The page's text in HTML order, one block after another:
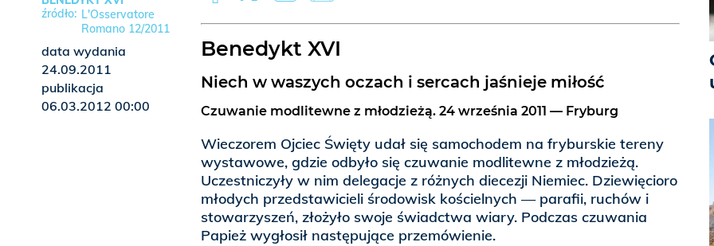
Benedykt XVI
Niech w waszych oczach i sercach jaśnieje miłość
Czuwanie modlitewne z młodzieżą. 24 września 2011 — Fryburg
Wieczorem Ojciec Święty udał się samochodem na fryburskie tereny
wystawowe, gdzie odbyło się czuwanie modlitewne z młodzieżą.
Uczestniczyły w nim delegacje z różnych diecezji Niemiec. Dziewięcioro
młodych przedstawicieli środowisk kościelnych — parafii, ruchów i
stowarzyszeń, złożyło swoje świadctwa wiary. Podczas czuwania
Papież wygłosił następujące przemówienie.
L'Osservatore
Romano 12/2011
data wydania
24.09.2011
publikacja
06.03.2012 00:00